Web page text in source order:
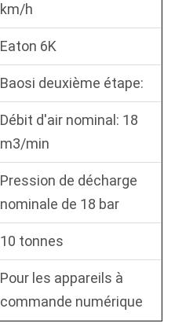
km/h
Eaton 6K
Baosi deuxième étape:
Débit d'air nominal: 18
m3/min
Pression de décharge
nominale de 18 bar
10 tonnes
Pour les appareils à
commande numérique